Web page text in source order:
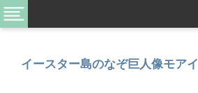
イースター島のなぞ巨人像モアイ